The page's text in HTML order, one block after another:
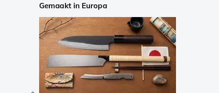
Gemaakt in Europa